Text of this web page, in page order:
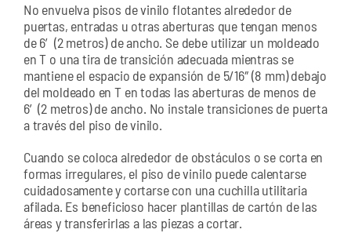
No envuelva pisos de vinilo flotantes alrededor de
puertas, entradas u otras aberturas que tengan menos
de 6′ (2 metros) de ancho. Se debe utilizar un moldeado
en T o una tira de transición adecuada mientras se
mantiene el espacio de expansión de 5/16″ (8 mm) debajo
del moldeado en T en todas las aberturas de menos de
6′ (2 metros) de ancho. No instale transiciones de puerta
a través del piso de vinilo.
Cuando se coloca alrededor de obstáculos o se corta en
formas irregulares, el piso de vinilo puede calentarse
cuidadosamente y cortarse con una cuchilla utilitaria
afilada. Es beneficioso hacer plantillas de cartón de las
áreas y transferirlas a las piezas a cortar.